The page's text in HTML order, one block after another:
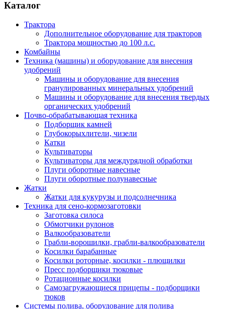
Каталог
Трактора
Дополнительное оборудование для тракторов
Трактора мощностью до 100 л.с.
Комбайны
Техника (машины) и оборудование для внесения
удобрений
Машины и оборудование для внесения
гранулированных минеральных удобрений
Машины и оборудование для внесения твердых
органических удобрений
Почво-обрабатывающая техника
Подборщик камней
Глубокорыхлители, чизели
Катки
Культиваторы
Культиваторы для междурядной обработки
Плуги оборотные навесные
Плуги оборотные полунавесные
Жатки
Жатки для кукурузы и подсолнечника
Техника для сено-кормозаготовки
Заготовка силоса
Обмотчики рулонов
Валкообразователи
Грабли-ворошилки, грабли-валкообразователи
Косилки барабанные
Косилки роторные, косилки - плющилки
Пресс подборщики тюковые
Ротационные косилки
Самозагружающиеся прицепы - подборщики
тюков
Системы полива, оборудование для полива